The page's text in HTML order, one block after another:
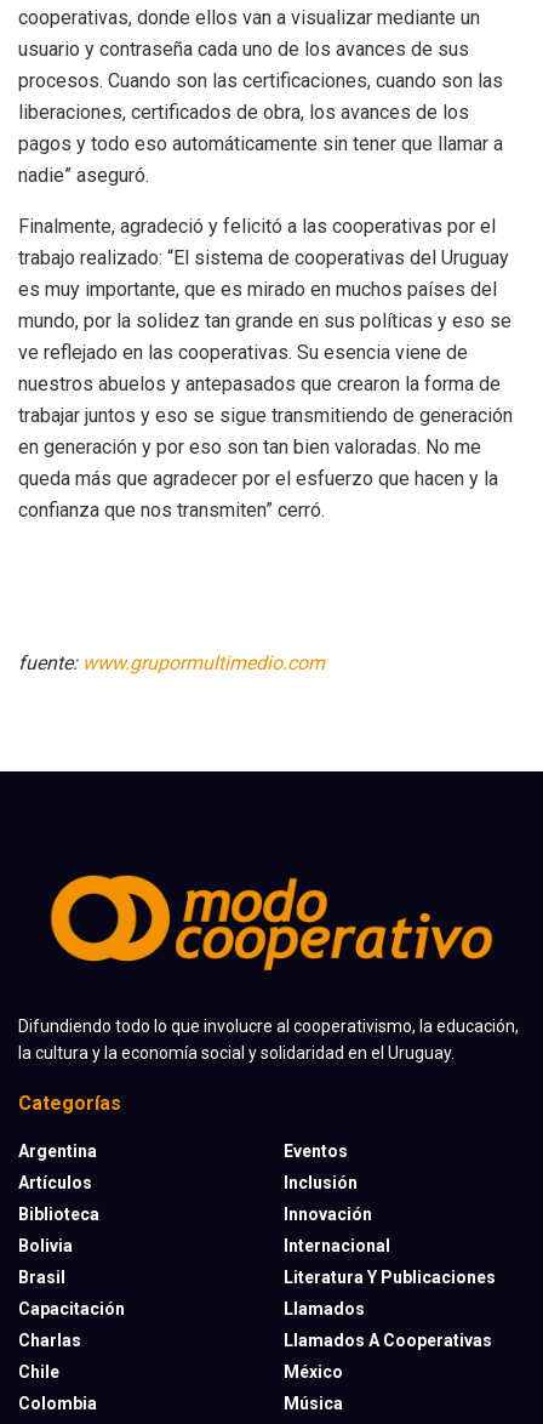
cooperativas, donde ellos van a visualizar mediante un
usuario y contraseña cada uno de los avances de sus
procesos. Cuando son las certificaciones, cuando son las
liberaciones, certificados de obra, los avances de los
pagos y todo eso automáticamente sin tener que llamar a
nadie” aseguró.
Finalmente, agradeció y felicitó a las cooperativas por el
trabajo realizado: “El sistema de cooperativas del Uruguay
es muy importante, que es mirado en muchos países del
mundo, por la solidez tan grande en sus políticas y eso se
ve reflejado en las cooperativas. Su esencia viene de
nuestros abuelos y antepasados que crearon la forma de
trabajar juntos y eso se sigue transmitiendo de generación
en generación y por eso son tan bien valoradas. No me
queda más que agradecer por el esfuerzo que hacen y la
confianza que nos transmiten” cerró.
fuente: www.grupormultimedio.com
Difundiendo todo lo que involucre al cooperativismo, la educación,
la cultura y la economía social y solidaridad en el Uruguay.
Categorías
Argentina
Artículos
Biblioteca
Bolivia
Brasil
Capacitación
Charlas
Chile
Colombia
Eventos
Inclusión
Innovación
Internacional
Literatura Y Publicaciones
Llamados
Llamados A Cooperativas
México
Música